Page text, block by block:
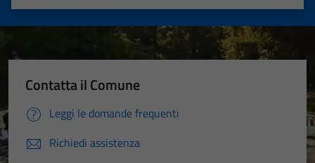
Valuta 5 stelle su 5
Valuta 4 stelle su 5
Valuta 3 stelle su 5
Valuta 2 stelle su 5
Valuta 1 stelle su 5
Contatta il Comune
Leggi le domande frequenti
Richiedi assistenza